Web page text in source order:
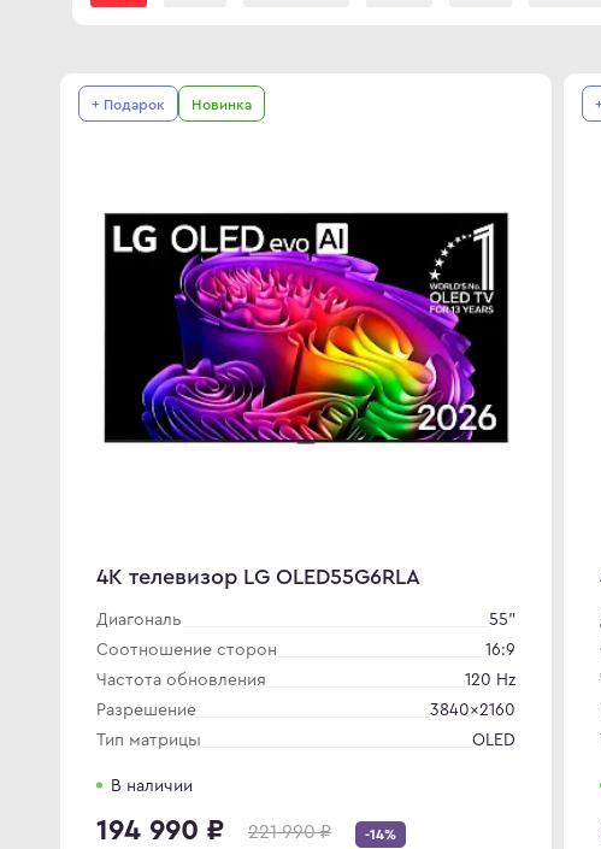
G-SYNC
+ Подарок Новинка
4K телевизор LG OLED55G6RLA
Диагональ
55"
Соотношение сторон
16:9
Частота обновления
120 Hz
Разрешение
3840×2160
Тип матрицы
OLED
В наличии
194 990 ₽ 221 990 ₽ -14%